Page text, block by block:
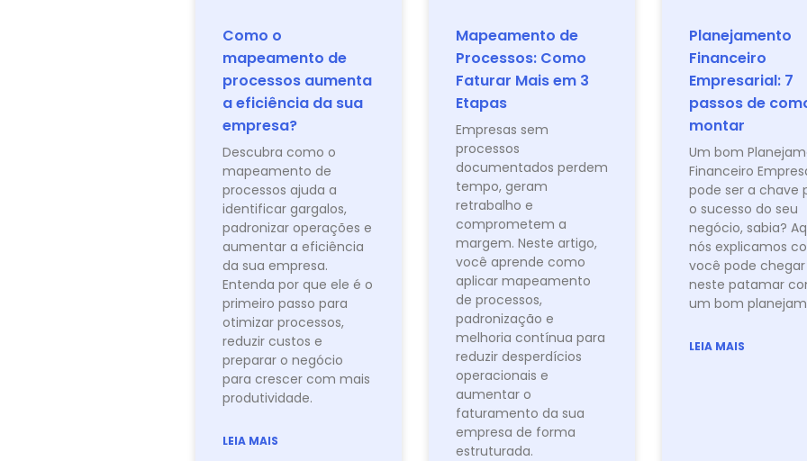
Como o
mapeamento de
processos aumenta
a eficiência da sua
empresa?
Descubra como o
mapeamento de
processos ajuda a
identificar gargalos,
padronizar operações e
aumentar a eficiência
da sua empresa.
Entenda por que ele é o
primeiro passo para
otimizar processos,
reduzir custos e
preparar o negócio
para crescer com mais
produtividade.
LEIA MAIS
Mapeamento de
Processos: Como
Faturar Mais em 3
Etapas
Empresas sem
processos
documentados perdem
tempo, geram
retrabalho e
comprometem a
margem. Neste artigo,
você aprende como
aplicar mapeamento
de processos,
padronização e
melhoria contínua para
reduzir desperdícios
operacionais e
aumentar o
faturamento da sua
empresa de forma
estruturada.
Planejamento
Financeiro
Empresarial: 7
passos de
montar
Um bom
Financeiro
pode ser a chave
o sucesso do seu
negócio, sabia?
nós explicamos
você pode chegar
neste patamar
um bom
LEIA MAIS